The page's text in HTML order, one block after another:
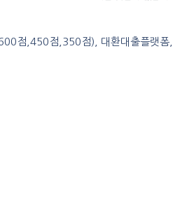
점,450점,350점), 대환대출플랫폼,